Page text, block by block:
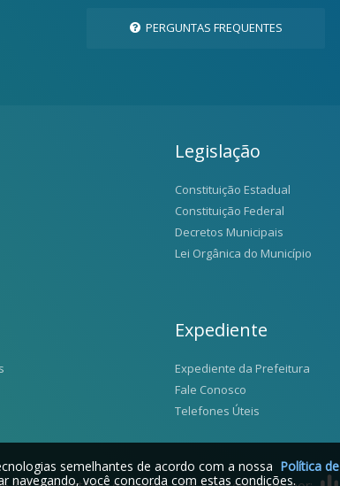
PERGUNTAS FREQUENTES
Legislação
Constituição Estadual
Constituição Federal
Decretos Municipais
Lei Orgânica do Município
Expediente
Expediente da Prefeitura
Fale Conosco
Telefones Úteis
semelhantes de acordo com a nossa Política de
navegando, você concorda com estas condições.